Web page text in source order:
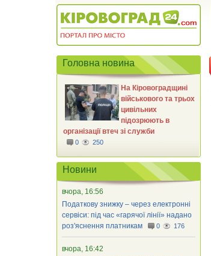
Головна новина
На Кіровоградщині
військового та трьох
цивільних
підозрюють в
організації втеч зі служби
0 250
Новини
вчора, 16:56
Податкову знижку – через електронні
сервіси: під час «гарячої лінії» надано
роз'яснення платникам
0 176
вчора, 16:42